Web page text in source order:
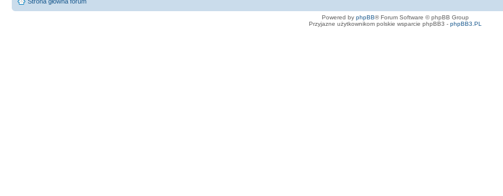
Powered by phpBB® Forum Software © phpBB Group
Przyjazne użytkownikom polskie wsparcie phpBB3 - phpBB3.PL